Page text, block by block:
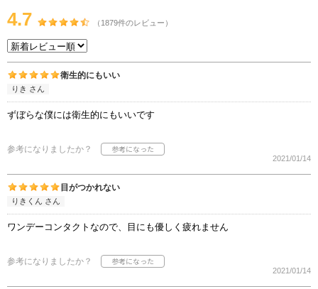
4.7 （1879件のレビュー）
衛生的にもいい
りき さん
ずぼらな僕には衛生的にもいいです
参考になりましたか？
2021/01/14
目がつかれない
りきくん さん
ワンデーコンタクトなので、目にも優しく疲れません
参考になりましたか？
2021/01/14